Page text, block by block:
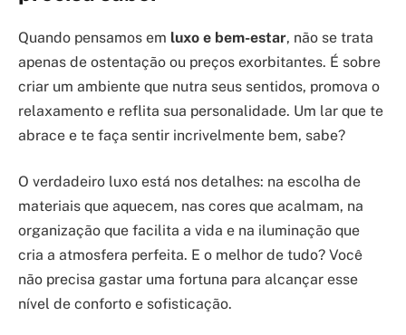
Quando pensamos em luxo e bem-estar, não se trata
apenas de ostentação ou preços exorbitantes. É sobre
criar um ambiente que nutra seus sentidos, promova o
relaxamento e reflita sua personalidade. Um lar que te
abrace e te faça sentir incrivelmente bem, sabe?
O verdadeiro luxo está nos detalhes: na escolha de
materiais que aquecem, nas cores que acalmam, na
organização que facilita a vida e na iluminação que
cria a atmosfera perfeita. E o melhor de tudo? Você
não precisa gastar uma fortuna para alcançar esse
nível de conforto e sofisticação.